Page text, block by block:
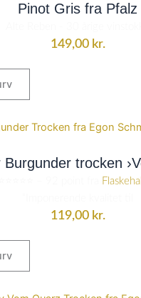
Pinot Gris fra Pfalz
149,00 kr.
trocken
119,00 kr.